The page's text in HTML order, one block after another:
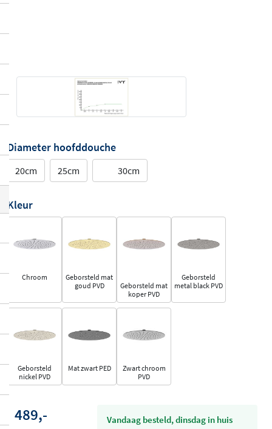
Diameter hoofddouche
20cm 25cm 30cm
Kleur
Chroom
Geborsteld mat
goud PVD
Geborsteld mat
koper PVD
Geborsteld
metal black PVD
Geborsteld
nickel PVD
Mat zwart PED
Zwart chroom
PVD
489,- vandaag besteld, dinsdag in huis